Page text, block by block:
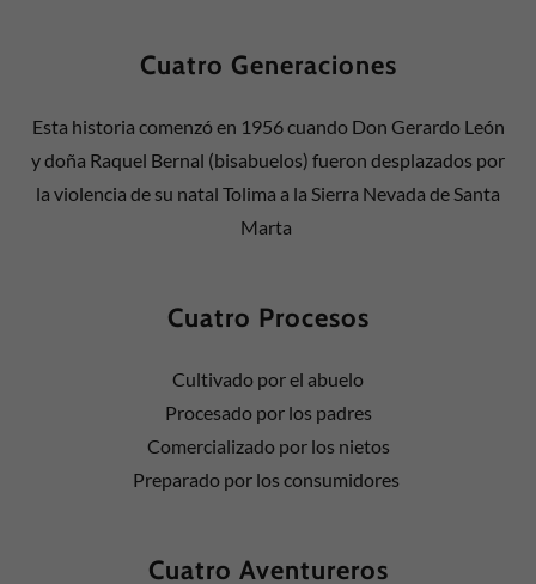
Cuatro Generaciones
Esta historia comenzó en 1956 cuando Don Gerardo León
y doña Raquel Bernal (bisabuelos) fueron desplazados por
la violencia de su natal Tolima a la Sierra Nevada de Santa
Marta
Cuatro Procesos
Cultivado por el abuelo
Procesado por los padres
Comercializado por los nietos
Preparado por los consumidores
Cuatro Aventureros